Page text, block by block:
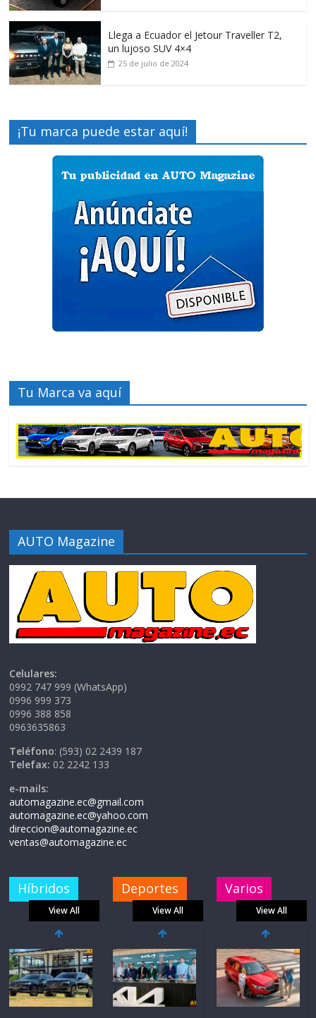
Llega a Ecuador el Jetour Traveller T2,
un lujoso SUV 4×4
25 de julio de 2024
¡Tu marca puede estar aquí!
Tu Marca va aquí
AUTO Magazine
Celulares:
0992 747 999 (WhatsApp)
0996 999 373
0996 388 858
0963635863
Teléfono: (593) 02 2439 187
Telefax: 02 2242 133
e-mails:
automagazine.ec@gmail.com
automagazine.ec@yahoo.com
direccion@automagazine.ec
ventas@automagazine.ec
Híbridos
View All
Deportes
View All
Varios
View All